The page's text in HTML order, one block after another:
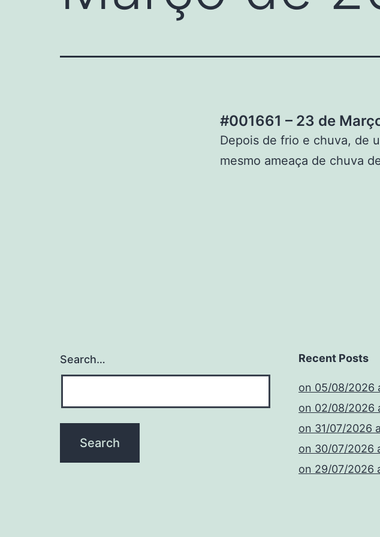
#001661 – 23 de
Depois de frio e chuva, de
mesmo ameaça de chuva
Search… Recent Posts
​on 05/08/2026
​on 02/08/2026
​on 31/07/2026
​on 30/07/2026
​on 29/07/2026